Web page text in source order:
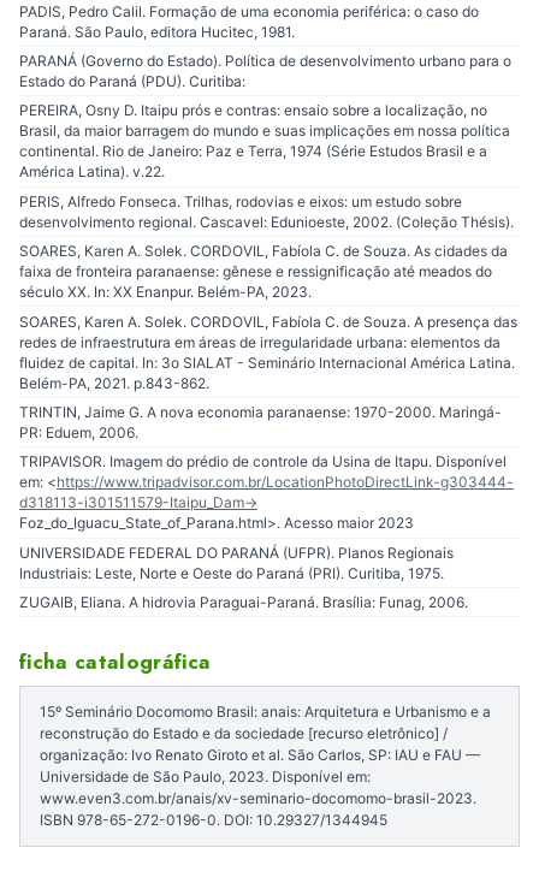
PADIS, Pedro Calil. Formação de uma economia periférica: o caso do
Paraná. São Paulo, editora Hucitec, 1981.
PARANÁ (Governo do Estado). Política de desenvolvimento urbano para o
Estado do Paraná (PDU). Curitiba:
PEREIRA, Osny D. Itaipu prós e contras: ensaio sobre a localização, no
Brasil, da maior barragem do mundo e suas implicações em nossa política
continental. Rio de Janeiro: Paz e Terra, 1974 (Série Estudos Brasil e a
América Latina). v.22.
PERIS, Alfredo Fonseca. Trilhas, rodovias e eixos: um estudo sobre
desenvolvimento regional. Cascavel: Edunioeste, 2002. (Coleção Thésis).
SOARES, Karen A. Solek. CORDOVIL, Fabíola C. de Souza. As cidades da
faixa de fronteira paranaense: gênese e ressignificação até meados do
século XX. In: XX Enanpur. Belém-PA, 2023.
SOARES, Karen A. Solek. CORDOVIL, Fabíola C. de Souza. A presença das
redes de infraestrutura em áreas de irregularidade urbana: elementos da
fluidez de capital. In: 3o SIALAT - Seminário Internacional América Latina.
Belém-PA, 2021. p.843-862.
TRINTIN, Jaime G. A nova economia paranaense: 1970-2000. Maringá-
PR: Eduem, 2006.
TRIPAVISOR. Imagem do prédio de controle da Usina de Itapu. Disponível
em: <https://www.tripadvisor.com.br/LocationPhotoDirectLink-g303444-
d318113-i301511579-Itaipu_Dam-
Foz_do_Iguacu_State_of_Parana.html>. Acesso maior 2023
UNIVERSIDADE FEDERAL DO PARANÁ (UFPR). Planos Regionais
Industriais: Leste, Norte e Oeste do Paraná (PRI). Curitiba, 1975.
ZUGAIB, Eliana. A hidrovia Paraguai-Paraná. Brasília: Funag, 2006.
ficha catalográfica
15º Seminário Docomomo Brasil: anais: Arquitetura e Urbanismo e a
reconstrução do Estado e da sociedade [recurso eletrônico] /
organização: Ivo Renato Giroto et al. São Carlos, SP: IAU e FAU —
Universidade de São Paulo, 2023. Disponível em:
www.even3.com.br/anais/xv-seminario-docomomo-brasil-2023.
ISBN 978-65-272-0196-0. DOI: 10.29327/1344945